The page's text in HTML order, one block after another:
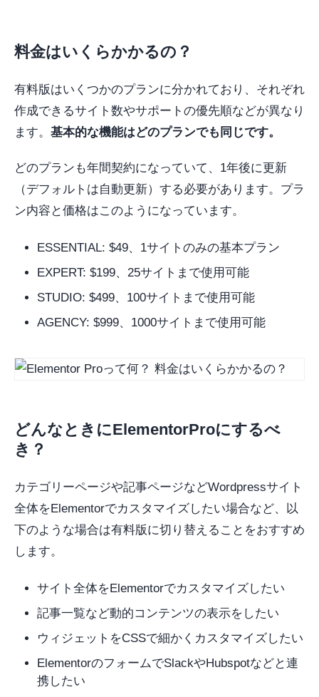
料金はいくらかかるの？
有料版はいくつかのプランに分かれており、それぞれ
作成できるサイト数やサポートの優先順などが異なり
ます。 基本的な機能はどのプランでも同じです。
どのプランも年間契約になっていて、1年後に更新
（デフォルトは自動更新）する必要があります。プラ
ン内容と価格はこのようになっています。
ESSENTIAL: $49、1サイトのみの基本プラン
EXPERT: $199、25サイトまで使用可能
STUDIO: $499、100サイトまで使用可能
AGENCY: $999、1000サイトまで使用可能
どんなときにElementorProにするべ
き？
カテゴリーページや記事ページなどWordpressサイト
全体をElementorでカスタマイズしたい場合など、以
下のような場合は有料版に切り替えることをおすすめ
します。
サイト全体をElementorでカスタマイズしたい
記事一覧など動的コンテンツの表示をしたい
ウィジェットをCSSで細かくカスタマイズしたい
ElementorのフォームでSlackやHubspotなどと連
携したい